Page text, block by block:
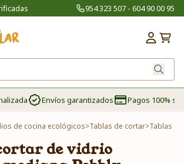
954 323 507 - 604 90 00 95
Envíos garantizados Pagos 100%
de cocina ecológicos>Tablas de cortar>Tablas
de vidrio